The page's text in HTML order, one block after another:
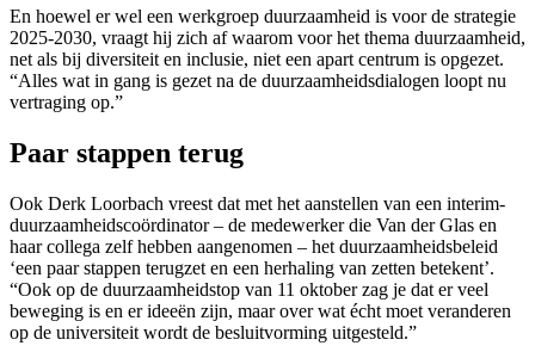
En hoewel er wel een werkgroep duurzaamheid is voor de strategie
2025-2030, vraagt hij zich af waarom voor het thema duurzaamheid,
net als bij diversiteit en inclusie, niet een apart centrum is opgezet.
“Alles wat in gang is gezet na de duurzaamheidsdialogen loopt nu
vertraging op.”
Paar stappen terug
Ook Derk Loorbach vreest dat met het aanstellen van een interim-
duurzaamheidscoördinator – de medewerker die Van der Glas en
haar collega zelf hebben aangenomen – het duurzaamheidsbeleid
‘een paar stappen terugzet en een herhaling van zetten betekent’.
“Ook op de duurzaamheidstop van 11 oktober zag je dat er veel
beweging is en er ideeën zijn, maar over wat écht moet veranderen
op de universiteit wordt de besluitvorming uitgesteld.”